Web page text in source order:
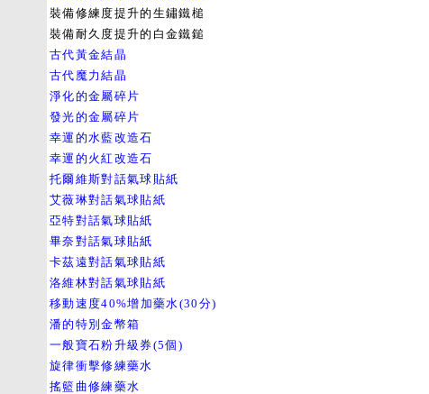
裝備修練度提升的生鏽鐵槌
裝備耐久度提升的白金鐵鎚
古代黃金結晶
古代魔力結晶
淨化的金屬碎片
發光的金屬碎片
幸運的水藍改造石
幸運的火紅改造石
托爾維斯對話氣球貼紙
艾薇琳對話氣球貼紙
亞特對話氣球貼紙
畢奈對話氣球貼紙
卡茲遠對話氣球貼紙
洛維林對話氣球貼紙
移動速度40%增加藥水(30分)
潘的特別金幣箱
一般寶石粉升級券(5個)
旋律衝擊修練藥水
搖籃曲修練藥水